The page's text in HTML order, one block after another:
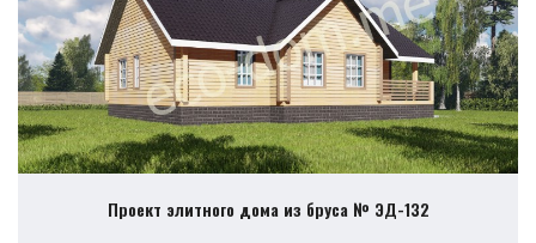
Проект элитного дома из бруса № ЭД-132